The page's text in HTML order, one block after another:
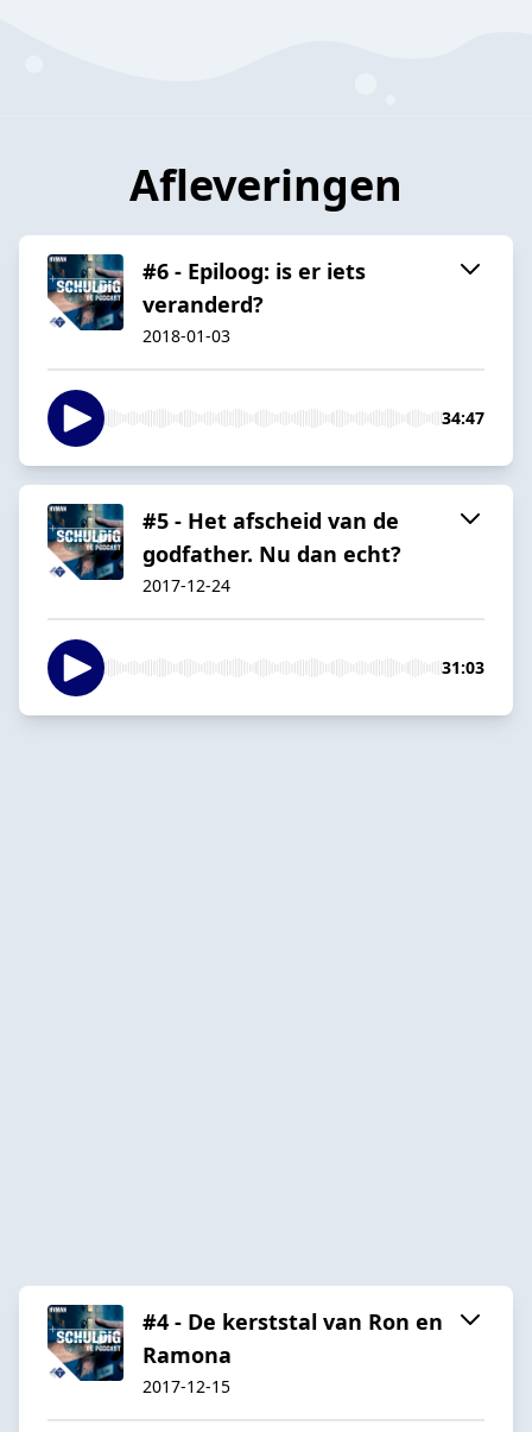
Afleveringen
#6 - Epiloog: is er iets
veranderd?
2018-01-03
34:47
#5 - Het afscheid van de
godfather. Nu dan echt?
2017-12-24
31:03
#4 - De kerststal van Ron en
Ramona
2017-12-15